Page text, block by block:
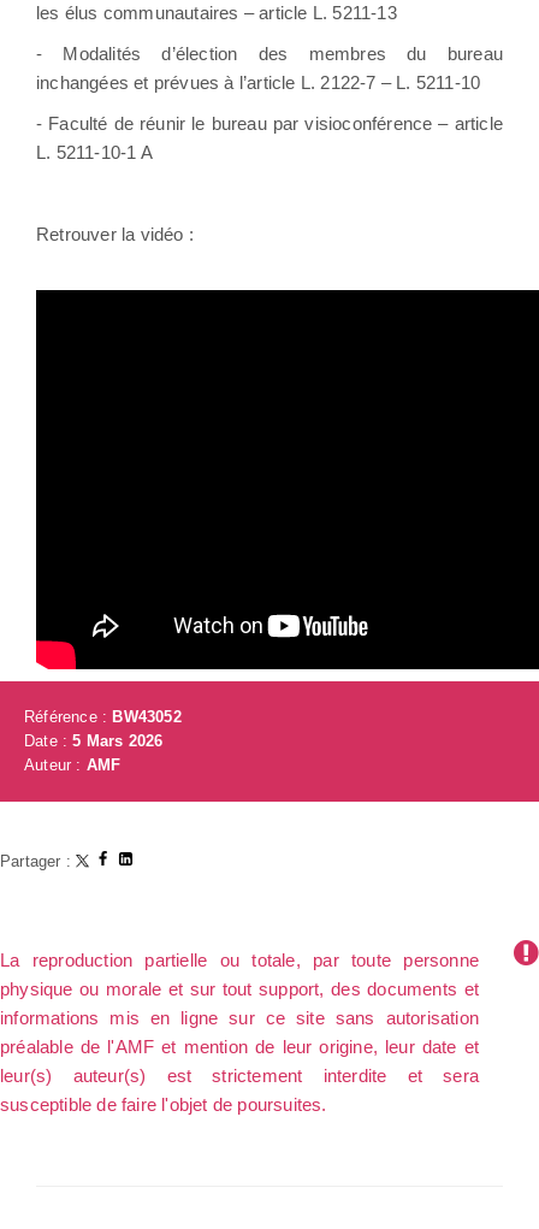
les élus communautaires – article L. 5211-13
- Modalités d’élection des membres du bureau
inchangées et prévues à l’article L. 2122-7 – L. 5211-10
- Faculté de réunir le bureau par visioconférence – article
L. 5211-10-1 A
Retrouver la vidéo :
Référence : BW43052
Date :5 Mars 2026
Auteur : AMF
Partager :
La reproduction partielle ou totale, par toute personne
physique ou morale et sur tout support, des documents et
informations mis en ligne sur ce site sans autorisation
préalable de l'AMF et mention de leur origine, leur date et
leur(s) auteur(s) est strictement interdite et sera
susceptible de faire l'objet de poursuites.